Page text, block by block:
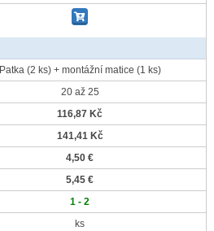
Patka (2 ks) + montážní matice (1 ks)
20 až 25
116,87 Kč
141,41 Kč
4,50 €
5,45 €
1 - 2
ks